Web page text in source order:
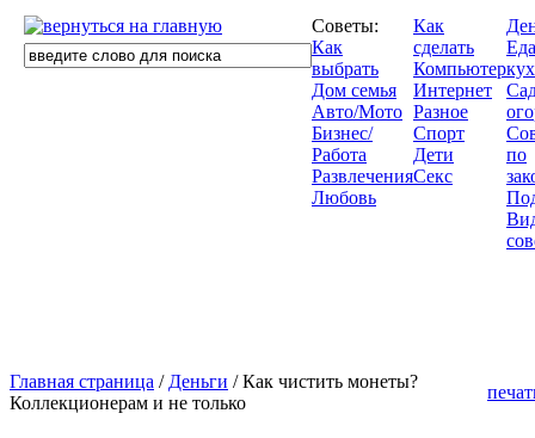
Советы:
Как
выбрать
Дом семья
Авто/Мото
Бизнес/
Работа
Развлечения
Любовь
Как
сделать
Компьютер
Интернет
Разное
Спорт
Дети
Секс
по
Главная страница / Деньги / Как чистить монеты?
Коллекционерам и не только